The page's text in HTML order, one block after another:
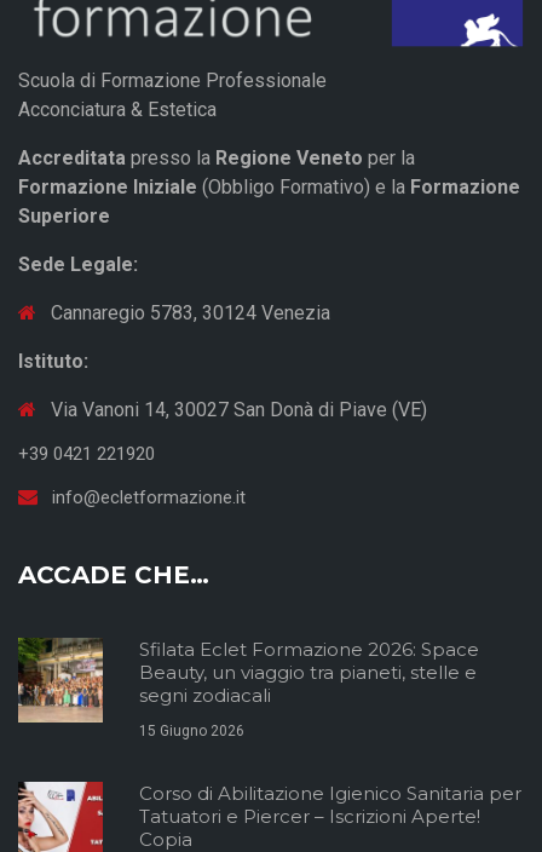
Scuola di Formazione Professionale
Acconciatura & Estetica
Accreditata presso la Regione Veneto per la
Formazione Iniziale (Obbligo Formativo) e la Formazione
Superiore
Sede Legale:
Cannaregio 5783, 30124 Venezia
Istituto:
Via Vanoni 14, 30027 San Donà di Piave (VE)
+39 0421 221920
info@ecletformazione.it
ACCADE CHE…
Sfilata Eclet Formazione 2026: Space
Beauty, un viaggio tra pianeti, stelle e
segni zodiacali
15 Giugno 2026
Corso di Abilitazione Igienico Sanitaria per
Tatuatori e Piercer – Iscrizioni Aperte!
Copia